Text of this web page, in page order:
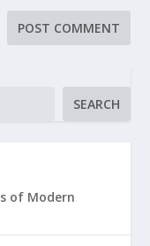
SEARCH
of Modern